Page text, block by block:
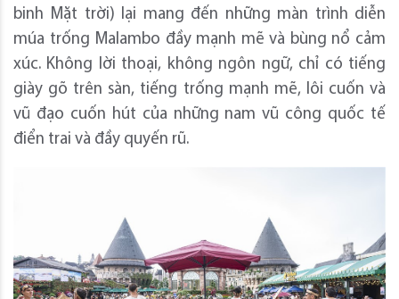
binh Mặt trời) lại mang đến những màn trình diễn
múa trống Malambo đầy mạnh mẽ và bùng nổ cảm
xúc. Không lời thoại, không ngôn ngữ, chỉ có tiếng
giày gõ trên sàn, tiếng trống mạnh mẽ, lôi cuốn và
vũ đạo cuốn hút của những nam vũ công quốc tế
điển trai và đầy quyến rũ.